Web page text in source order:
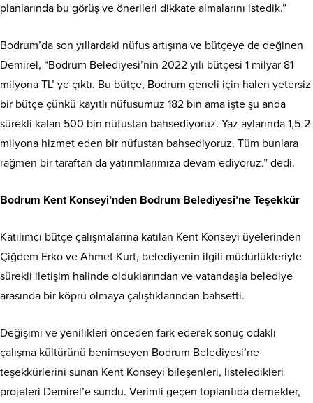
planlarında bu görüş ve önerileri dikkate almalarını istedik.”
Bodrum’da son yıllardaki nüfus artışına ve bütçeye de değinen
Demirel, “Bodrum Belediyesi’nin 2022 yılı bütçesi 1 milyar 81
milyona TL’ ye çıktı. Bu bütçe, Bodrum geneli için halen yetersiz
bir bütçe çünkü kayıtlı nüfusumuz 182 bin ama işte şu anda
sürekli kalan 500 bin nüfustan bahsediyoruz. Yaz aylarında 1,5-2
milyona hizmet eden bir nüfustan bahsediyoruz. Tüm bunlara
rağmen bir taraftan da yatırımlarımıza devam ediyoruz.” dedi.
Bodrum Kent Konseyi’nden Bodrum Belediyesi’ne Teşekkür
Katılımcı bütçe çalışmalarına katılan Kent Konseyi üyelerinden
Çiğdem Erko ve Ahmet Kurt, belediyenin ilgili müdürlükleriyle
sürekli iletişim halinde olduklarından ve vatandaşla belediye
arasında bir köprü olmaya çalıştıklarından bahsetti.
Değişimi ve yenilikleri önceden fark ederek sonuç odaklı
çalışma kültürünü benimseyen Bodrum Belediyesi’ne
teşekkürlerini sunan Kent Konseyi bileşenleri, listeledikleri
projeleri Demirel’e sundu. Verimli geçen toplantıda dernekler,